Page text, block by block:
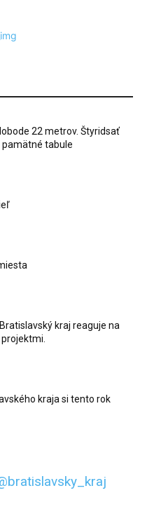
22 metrov. Štyridsať
tabule
kraj reaguje na
kraja si tento rok